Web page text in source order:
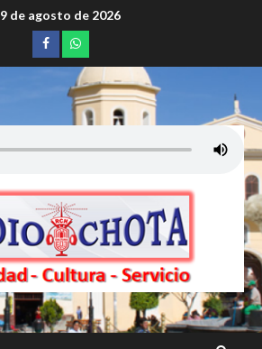
9 de agosto de 2026
Facebookwhatsapp